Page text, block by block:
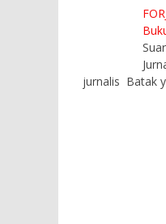
jurnalis Batak